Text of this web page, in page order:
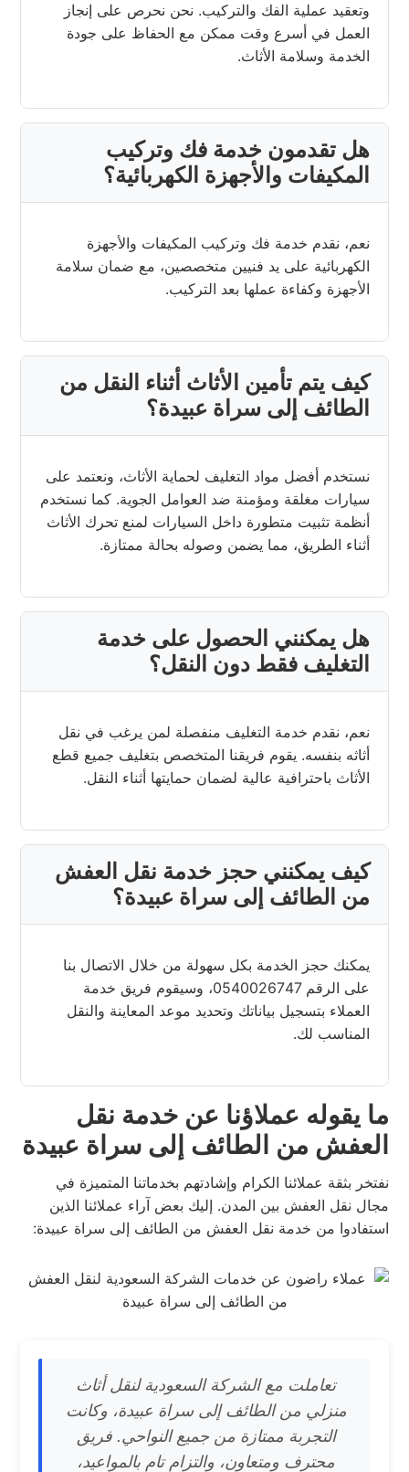
وتعقيد عملية الفك والتركيب. نحن نحرص على إنجاز
العمل في أسرع وقت ممكن مع الحفاظ على جودة
الخدمة وسلامة الأثاث.
هل تقدمون خدمة فك وتركيب
المكيفات والأجهزة الكهربائية؟
نعم، نقدم خدمة فك وتركيب المكيفات والأجهزة
الكهربائية على يد فنيين متخصصين، مع ضمان سلامة
الأجهزة وكفاءة عملها بعد التركيب.
كيف يتم تأمين الأثاث أثناء النقل من
الطائف إلى سراة عبيدة؟
نستخدم أفضل مواد التغليف لحماية الأثاث، ونعتمد على
سيارات مغلقة ومؤمنة ضد العوامل الجوية. كما نستخدم
أنظمة تثبيت متطورة داخل السيارات لمنع تحرك الأثاث
أثناء الطريق، مما يضمن وصوله بحالة ممتازة.
هل يمكنني الحصول على خدمة
التغليف فقط دون النقل؟
نعم، نقدم خدمة التغليف منفصلة لمن يرغب في نقل
أثاثه بنفسه. يقوم فريقنا المتخصص بتغليف جميع قطع
الأثاث باحترافية عالية لضمان حمايتها أثناء النقل.
كيف يمكنني حجز خدمة نقل العفش
من الطائف إلى سراة عبيدة؟
يمكنك حجز الخدمة بكل سهولة من خلال الاتصال بنا
على الرقم 0540026747، وسيقوم فريق خدمة
العملاء بتسجيل بياناتك وتحديد موعد المعاينة والنقل
المناسب لك.
ما يقوله عملاؤنا عن خدمة نقل
العفش من الطائف إلى سراة عبيدة
نفتخر بثقة عملائنا الكرام وإشادتهم بخدماتنا المتميزة في
مجال نقل العفش بين المدن. إليك بعض آراء عملائنا الذين
استفادوا من خدمة نقل العفش من الطائف إلى سراة عبيدة:
تعاملت مع الشركة السعودية لنقل أثاث
منزلي من الطائف إلى سراة عبيدة، وكانت
التجربة ممتازة من جميع النواحي. فريق
محترف ومتعاون، والتزام تام بالمواعيد،